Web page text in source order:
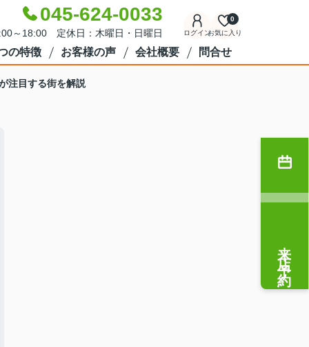
045-624-0033
～18:00 定休日：木曜日・日曜日 ログインお気に入り
0
の特徴 お客様の声 会社概要 問合せ
注目する街を解説
来店予約